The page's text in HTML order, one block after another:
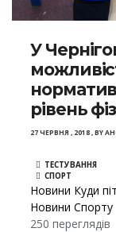
У
рівень
27 ЧЕРВНЯ , 2018,BY
ТЕСТУВАННЯ
СПОРТ
Новини Куди
Новини Спорту
250 переглядів